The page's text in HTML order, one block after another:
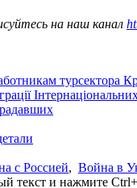
на наш канал
турсектора
Інтернаціональних
с Россией, Война в
текст и нажмите